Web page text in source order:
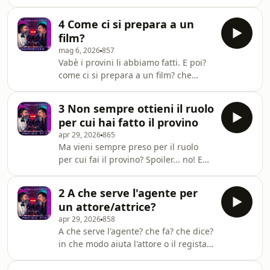
spettacolo. UN GRAZIE SPECIALE A
@pannaus per la videosigla iniziale!
♥️ Diventa un supporter di qu
de Il Frullattore, Un video podcast in
cui un regista (Gianni Aureli) e un
attore (Giancarlo Porcari) si
confrontano e si scontrano sulle
dinamiche reali, le tecniche e i
retroscena del mondo dello
spettacolo. UN GRAZIE SPECIALE A
@pannaus per la videosigla inizial
4 Come ci si prepara a un
film?
mag 6, 2026857
Vabè i provini li abbiamo fatti. E poi?
come ci si prepara a un film? che
set) Lo scopriamo in questo nuovo
episodio de Il Frullattore, Un video
podcast in cui un regista (Gianni
Aureli) e un attore (Giancarlo Porcari)
si confrontano e si scontrano sulle
dinamiche reali, le tecniche e i
retroscena del mondo dello spetta
3 Non sempre ottieni il ruolo
per cui hai fatto il provino
apr 29, 2026865
Ma vieni sempre preso per il ruolo
per cui fai il provino? Spoiler... no! E
in cui un regista (Gianni Aureli) e un
attore (Giancarlo Porcari) si
confrontano e si scontrano sulle
dinamiche reali, le tecniche e i
retroscena del mondo dello
spettacolo. In questa puntata
2 A che serve l'agente per
un attore/attrice?
apr 29, 2026858
A che serve l'agente? che fa? che dice?
in che modo aiuta l'attore o il regista?